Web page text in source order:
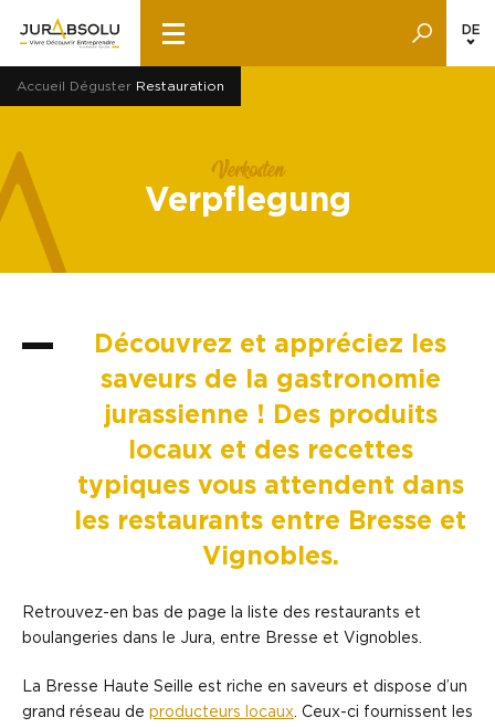
DE
Accueil Déguster Restauration
Verkosten
Verpflegung
Découvrez et appréciez les
saveurs de la gastronomie
jurassienne ! Des produits
locaux et des recettes
typiques vous attendent dans
les restaurants entre Bresse et
Vignobles.
Retrouvez-en bas de page la liste des restaurants et
boulangeries dans le Jura, entre Bresse et Vignobles.
La Bresse Haute Seille est riche en saveurs et dispose d’un
grand réseau de producteurs locaux. Ceux-ci fournissent les